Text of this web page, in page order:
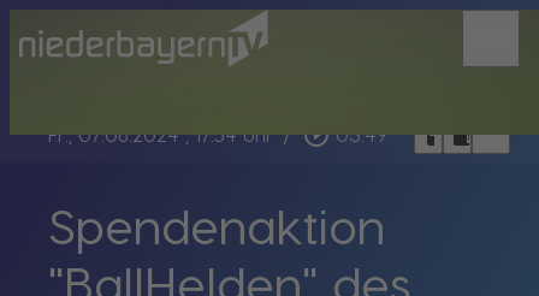
Fr., 07.06.2024, 17:54 Uhr / play_circle_outline 03:49 headphoneschrome_reader_modebookmark_border
Spendenaktion
"BallHelden" des